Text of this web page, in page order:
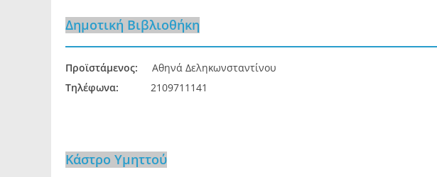
Δημοτική Βιβλιοθήκη
Προϊστάμενος:
Αθηνά Δεληκωνσταντίνου
Τηλέφωνα:
2109711141
Κάστρο Υμηττού